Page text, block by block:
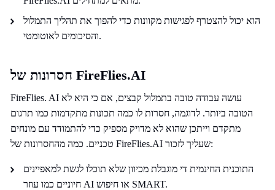
הוא יכול להצטרף לפגישות מקוונות כדי להפוך את תהליך התמלול
והסיכומים לאוטומטי.
חסרונות של FireFlies.AI
FireFlies. AI עושה עבודה טובה בתמלול קבצים, אם כי היא לא
הטובה ביותר. לדוגמה, חסרות לו כמה תכונות מתקדמות כמו תרגום
מתקדם וייתכן שהוא לא מדויק מספיק כדי להתמודד עם מונחים
טכניים. כמה מהחסרונות של FireFlies.AI שעליך לזכור:
התוכנית החינמית די מוגבלת מכיוון שלא תוכלו לגשת למאפיינים
חיוניים כמו עוזר AI או חיפוש SMART.